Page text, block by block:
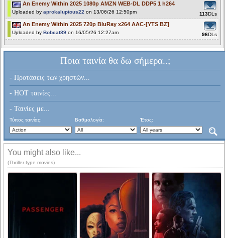
An Enemy Within 2025 1080p AMZN WEB-DL DDP5 1 h264
Uploaded by aprokaluptous22 on 13/06/26 12:50pm 113DLs
An Enemy Within 2025 720p BluRay x264 AAC-[YTS BZ]
Uploaded by Bobcat89 on 16/05/26 12:27am 96DLs
Ποια ταινία θα δω σήμερα..;
- Προτάσεις των χρηστών...
- HOT ταινίες...
- Ταινίες με...
Τύπος ταινίας: Βαθμολογία: Έτος:
You might also like...
(Thriller type movies)